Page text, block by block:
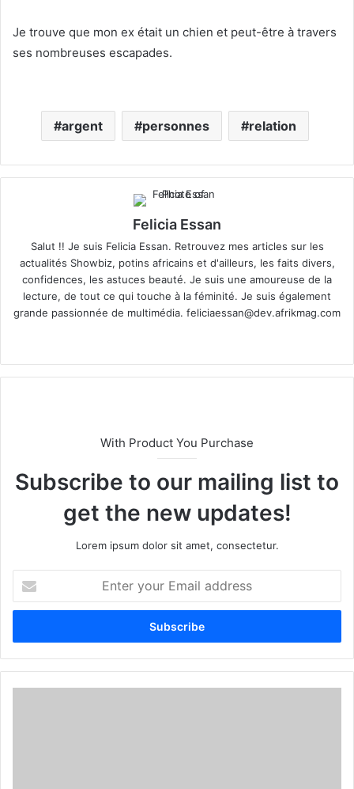
Je trouve que mon ex était un chien et peut-être à travers
ses nombreuses escapades.
argent personnes relation
Felicia Essan
Salut !! Je suis Felicia Essan. Retrouvez mes articles sur les
actualités Showbiz, potins africains et d'ailleurs, les faits divers,
confidences, les astuces beauté. Je suis une amoureuse de la
lecture, de tout ce qui touche à la féminité. Je suis également
grande passionnée de multimédia. feliciaessan@dev.afrikmag.com
te
With Product You Purchase
Subscribe to our mailing list to
get the new updates!
Lorem ipsum dolor sit amet, consectetur.
t
r
y